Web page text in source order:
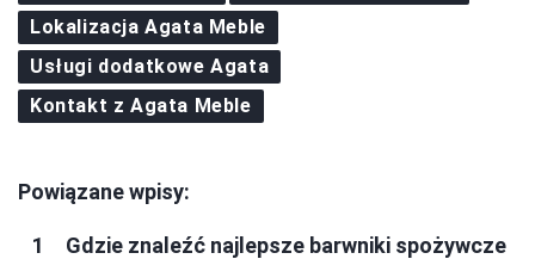
Lokalizacja Agata Meble
Usługi dodatkowe Agata
Kontakt z Agata Meble
Powiązane wpisy:
Gdzie znaleźć najlepsze barwniki spożywcze